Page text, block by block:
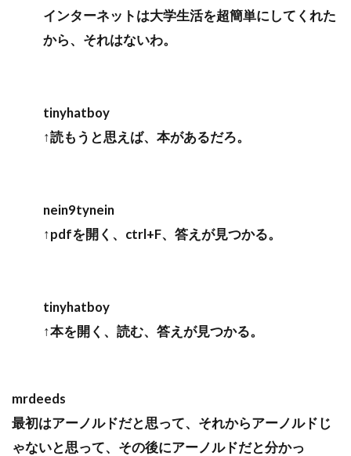
インターネットは大学生活を超簡単にしてくれた
から、それはないわ。
tinyhatboy
↑読もうと思えば、本があるだろ。
nein9tynein
↑pdfを開く、ctrl+F、答えが見つかる。
tinyhatboy
↑本を開く、読む、答えが見つかる。
mrdeeds
最初はアーノルドだと思って、それからアーノルドじ
ゃないと思って、その後にアーノルドだと分かっ